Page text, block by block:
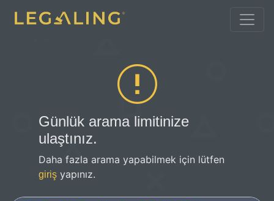
Günlük arama limitinize
ulaştınız.
Daha fazla arama yapabilmek için lütfen
giriş yapınız.